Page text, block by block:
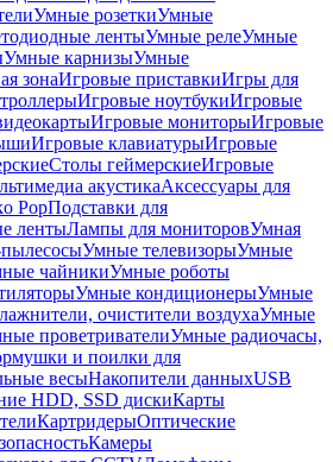
Умные розеткиУмные
лентыУмные релеУмные
Умные карнизыУмные
зонаИгровые приставкиИгры для
Игровые ноутбукиИгровые
Игровые мониторыИгровые
Игровые клавиатурыИгровые
Столы геймерскиеИгровые
акустикаАксессуары для
PopПодставки для
лентыЛампы для мониторовУмная
Умные телевизорыУмные
чайникиУмные роботы
Умные кондиционерыУмные
очистители воздухаУмные
проветривателиУмные радиочасы,
и поилки для
весыНакопители данныхUSB
HDD, SSD дискиКарты
КартридерыОптические
Камеры